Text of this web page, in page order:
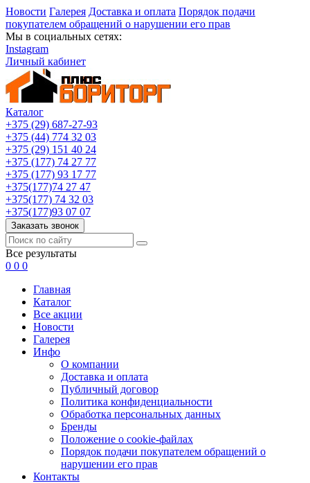
Новости Галерея Доставка и оплата Порядок подачи
покупателем обращений о нарушении его прав
Мы в социальных сетях:
Instagram
Личный кабинет
Каталог
+375 (29) 687-27-93
+375 (44) 774 32 03
+375 (29) 151 40 24
+375 (177) 74 27 77
+375 (177) 93 17 77
+375(177)74 27 47
+375(177) 74 32 03
+375(177)93 07 07
Заказать звонок
Все результаты
0 0 0
Главная
Каталог
Все акции
Новости
Галерея
Инфо
О компании
Доставка и оплата
Публичный договор
Политика конфиденциальности
Обработка персональных данных
Бренды
Положение о cookie-файлах
Порядок подачи покупателем обращений о
нарушении его прав
Контакты